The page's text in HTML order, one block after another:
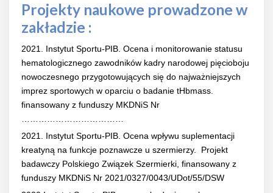
Projekty naukowe prowadzone w
zakładzie :
2021. Instytut Sportu-PIB. Ocena i monitorowanie statusu
hematologicznego zawodników kadry narodowej pięcioboju
nowoczesnego przygotowujących się do najważniejszych
imprez sportowych w oparciu o badanie tHbmass.
finansowany z funduszy MKDNiS Nr
2021. Instytut Sportu-PIB. Ocena wpływu suplementacji
kreatyną na funkcje poznawcze u szermierzy. Projekt
badawczy Polskiego Związek Szermierki, finansowany z
funduszy MKDNiS Nr 2021/0327/0043/UDot/55/DSW